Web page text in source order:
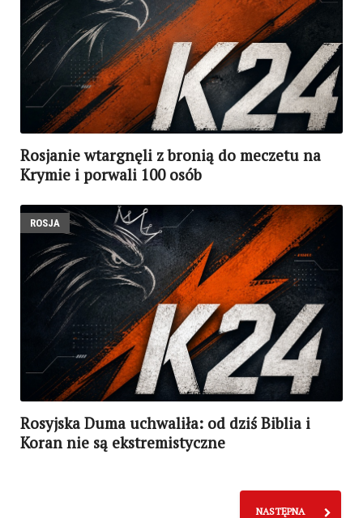
Rosjanie wtargnęli z bronią do meczetu na
Krymie i porwali 100 osób
ROSJA
Rosyjska Duma uchwaliła: od dziś Biblia i
Koran nie są ekstremistyczne
NASTĘPNA